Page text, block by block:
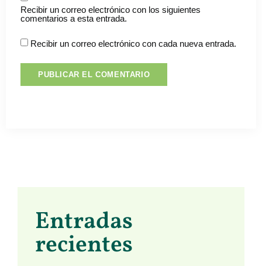
Recibir un correo electrónico con los siguientes
comentarios a esta entrada.
Recibir un correo electrónico con cada nueva entrada.
Entradas
recientes